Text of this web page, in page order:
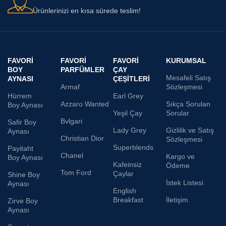
Ürünlerinizi en kısa sürede teslim!
FAVORI
BOY
AYNASI
Hürrem
Boy Aynası
Safir Boy
Aynası
Payitaht
Boy Aynası
Shine Boy
Aynası
Zirve Boy
Aynası
FAVORI
PARFÜMLER
Armaf
Azzaro Wanted
Bvlgari
Christian Dior
Chanel
Tom Ford
FAVORI
ÇAY
ÇEŞITLERI
Earl Grey
Yeşil Çay
Lady Grey
Superblends
Kafeinsiz
Çaylar
English
Breakfast
KURUMSAL
Mesafeli Satış
Sözleşmesi
Sıkça Sorulan
Sorular
Gizlilik ve Satış
Sözleşmesi
Kargo ve
Ödeme
İstek Listesi
İletişim